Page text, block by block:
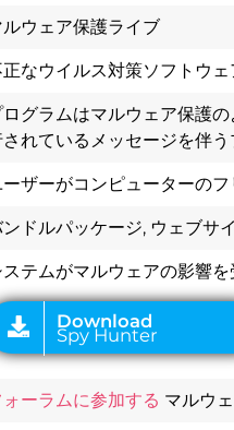
ルウェア保護ライブ
なウイルス対策ソフトウェ
ログラムはマルウェア保護
れているメッセージを伴
ザーがコンピューターの
ドルパッケージ, ウェブサ
ステムがマルウェアの影響
ォーラムに参加する マルウ